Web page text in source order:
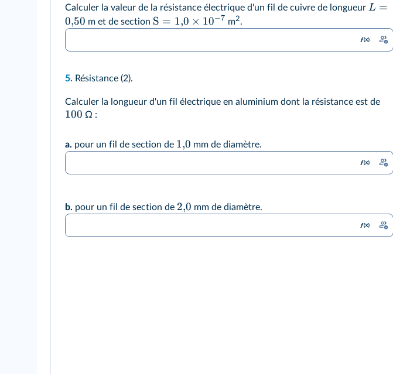
Calculer la valeur de la résistance électrique d'un fil de cuivre de longueur L =
0,50 m et de section S = 1,0 × 10−7 m2.
5. Résistance (2).
Calculer la longueur d'un fil électrique en aluminium dont la résistance est de
100 Ω :
a. pour un fil de section de 1,0 mm de diamètre.
b. pour un fil de section de 2,0 mm de diamètre.